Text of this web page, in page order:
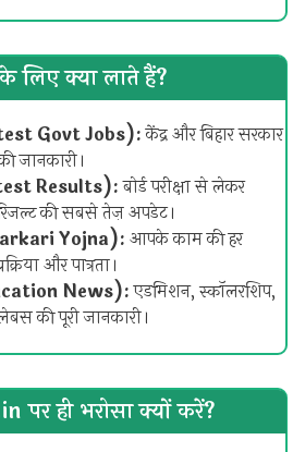
क्या लाते हैं?
Govt Jobs):केंद्र और बिहार सरकार
जानकारी।
Results):बोर्ड परीक्षा से लेकर
रिजल्ट की सबसे तेज़ अपडेट।
Yojna): आपके काम की हर
और पात्रता।
News):एडमिशन, स्कॉलरशिप,
की पूरी जानकारी।
पर ही भरोसा क्यों करें?